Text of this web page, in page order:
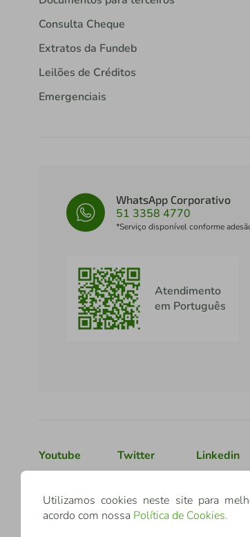
Consulta Cheque
Extratos da Fundeb
Leilões de Créditos
Emergenciais
WhatsApp Corporativo
51 3358 4770
*Serviço disponível conforme
Atendimento
em Português
Youtube Twitter Linkedin
Confederação Sicredi
CNPJ: 03.795.072/0001-60
Utilizamos cookies neste site para
acordo com nossa Política de Cookies.